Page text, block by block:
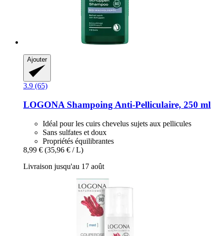
Ajouter
3.9 (65)
LOGONA Shampoing Anti-​Pelliculaire, 250 ml
Idéal pour les cuirs chevelus sujets aux pellicules
Sans sulfates et doux
Propriétés équilibrantes
8,99 € (35,96 € / L)
Livraison jusqu'au 17 août